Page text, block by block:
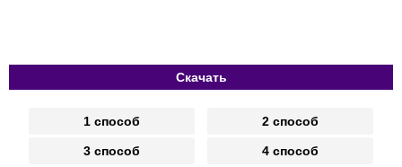
Скачать
1 способ 2 способ
3 способ 4 способ